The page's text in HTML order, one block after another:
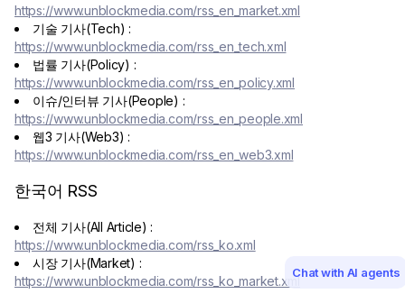
https://www.unblockmedia.com/rss_en_market.xml
기술 기사(Tech) :
https://www.unblockmedia.com/rss_en_tech.xml
법률 기사(Policy) :
https://www.unblockmedia.com/rss_en_policy.xml
이슈/인터뷰 기사(People) :
https://www.unblockmedia.com/rss_en_people.xml
웹3 기사(Web3) :
https://www.unblockmedia.com/rss_en_web3.xml
한국어 RSS
전체 기사(All Article) :
https://www.unblockmedia.com/rss_ko.xml
시장 기사(Market) :
https://www.unblockmedia.com/rss_ko_market.xml
Chat with AI agents